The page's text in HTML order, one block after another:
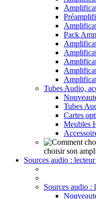
Pack
Tubes Audio,
Tubes
Cartes
Meubles
choisir son
Sources audio :
Sources audio :